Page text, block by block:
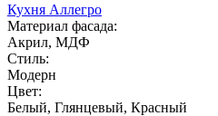
Кухня Аллегро
Материал фасада:
Акрил, МДФ
Стиль:
Модерн
Цвет:
Белый, Глянцевый, Красный